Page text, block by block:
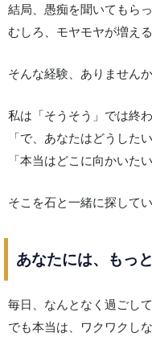
結局、愚痴を聞いてもら
むしろ、モヤモヤが増える
そんな経験、ありません
私は「そうそう」では終わ
「で、あなたはどうしたい
「本当はどこに向かいたい
そこを石と一緒に探してい
あなたには、もっ
毎日、なんとなく過ごし
でも本当は、ワクワクし